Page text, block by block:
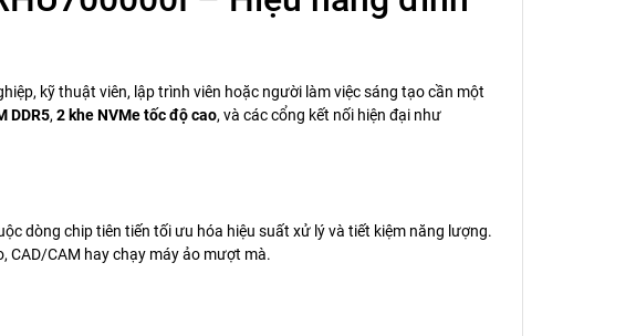
kỹ thuật viên, lập trình viên hoặc người làm việc sáng tạo cần một
DDR5, 2 khe NVMe tốc độ cao, và các cổng kết nối hiện đại như
dòng chip tiên tiến tối ưu hóa hiệu suất xử lý và tiết kiệm năng lượng.
CAD/CAM hay chạy máy ảo mượt mà.